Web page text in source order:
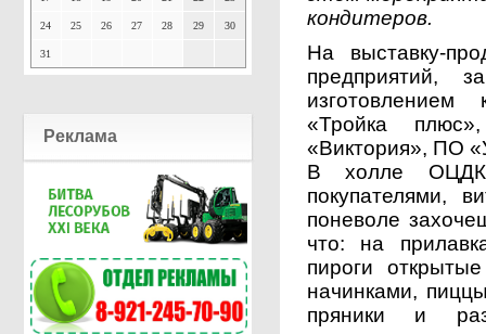
24 25 26 27 28 29 30
31
Реклама
кондитеров.
На выставку-
предприятий,
«Тройка
«Виктория», ПО
В холле
покупателями,
поневоле
что: на
пироги
начинками,
пряники и